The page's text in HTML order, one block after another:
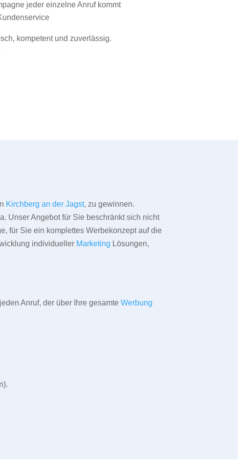
jeder einzelne Anruf kommt
kompetent und zuverlässig.
Kirchberg an der Jagst, zu gewinnen.
Unser Angebot für Sie beschränkt sich nicht
für Sie ein komplettes Werbekonzept auf die
individueller Marketing Lösungen,
Anruf, der über Ihre gesamteWerbung